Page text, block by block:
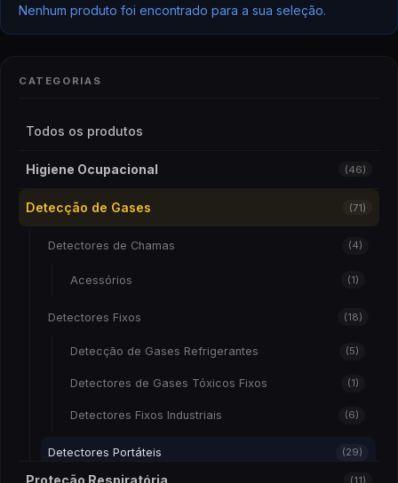
CATEGORIAS
Todos os produtos
Higiene Ocupacional (46)
Detecção de Gases (71)
Detectores de Chamas (4)
Acessórios (1)
Detectores Fixos (18)
Detecção de Gases Refrigerantes (5)
Detectores de Gases Tóxicos Fixos (1)
Detectores Fixos Industriais (6)
Detectores Portáteis (29)
Proteção Respiratória (11)
Nenhum produto foi encontrado para a sua seleção.